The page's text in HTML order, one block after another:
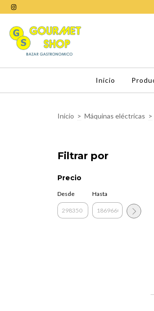
Inicio
Inicio > Máquinas eléctricas >
Filtrar por
Precio
Desde Hasta